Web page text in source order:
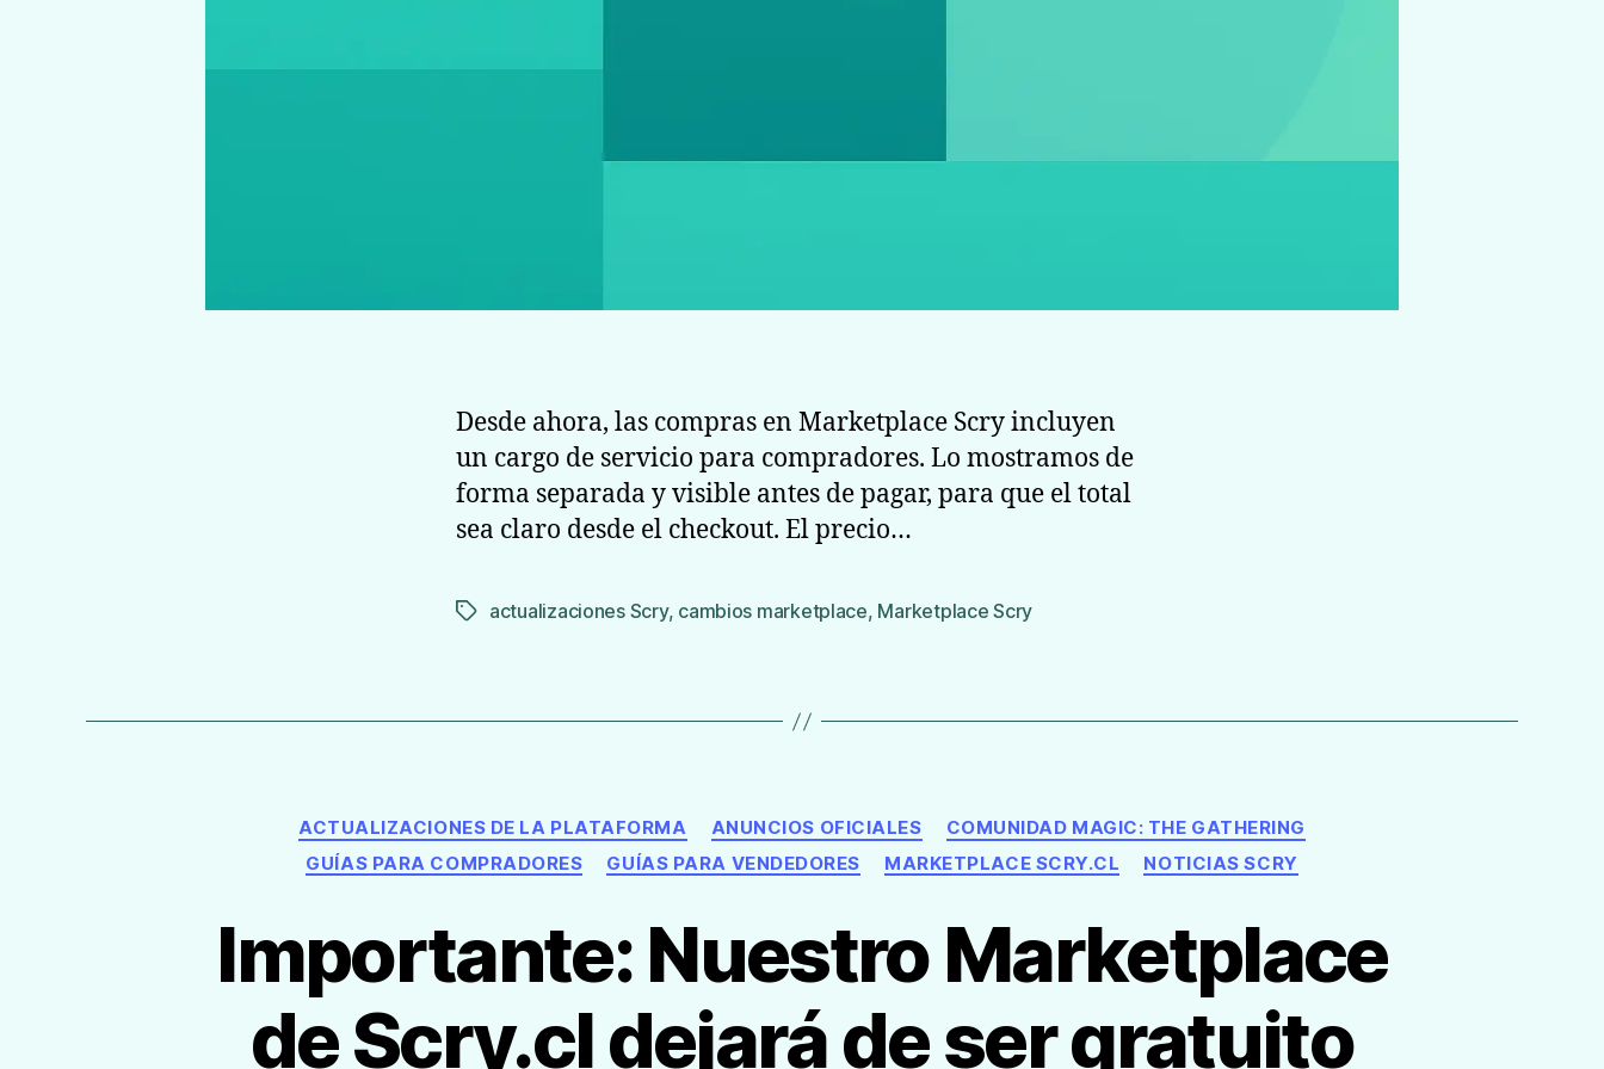
Desde ahora, las compras en Marketplace Scry incluyen
un cargo de servicio para compradores. Lo mostramos de
forma separada y visible antes de pagar, para que el total
sea claro desde el checkout. El precio…
Etiquetas
actualizaciones Scry, cambios marketplace, Marketplace Scry
Categorías
ACTUALIZACIONES DE LA PLATAFORMA ANUNCIOS OFICIALES
COMUNIDAD MAGIC: THE GATHERING
GUÍAS PARA COMPRADORES
GUÍAS PARA VENDEDORES MARKETPLACE SCRY.CL NOTICIAS SCRY
Importante: Nuestro Marketplace
de Scry.cl dejará de ser gratuito